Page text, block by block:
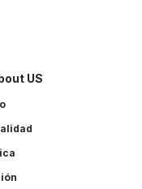
US